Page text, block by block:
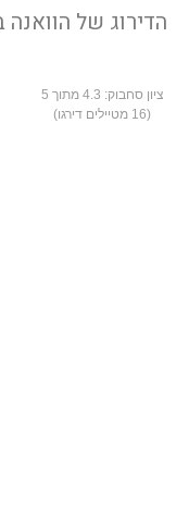
הדירוג של
ציון סחבוק: 4.3
מתוך 5
(
16 מטיילים דירגו)